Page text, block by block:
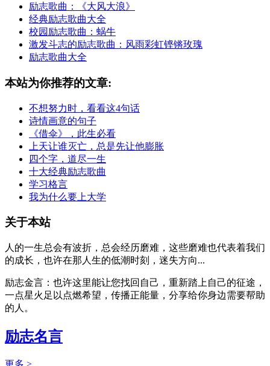
励志歌曲：《大风大浪》
经典励志歌曲大全
校园励志歌曲：蜗牛
激发斗志的励志歌曲：风雨彩虹铿锵玫瑰
励志歌曲大全
本站为你推荐的文章:
不想努力时，看看这4句话
诗情画意的句子
《借伞》，此生必看
上天让谁灭亡，总是先让他膨胀
四个字，道尽一生
十大经典励志歌曲
学习格言
我为什么要上大学
关于本站
人的一生总会有波折，总会经历磨难，这些磨难也代表着我们
的成长，也许在那人生的低潮时刻，迷失方向...
励志金言：也许这里能让您找回自己，重新踏上自己的征途，
一点星火足以点燃希望，传播正能量，分享给你身边需要帮助
的人。
励志名言
更多 >